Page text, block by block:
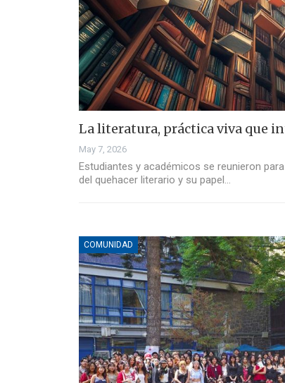
La literatura, práctica viva que
May 7, 2026
Estudiantes y académicos se reunieron
del quehacer literario y su papel…
COMUNIDAD